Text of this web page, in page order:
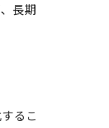
長期
るこ